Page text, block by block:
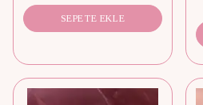
SEPETE EKLE